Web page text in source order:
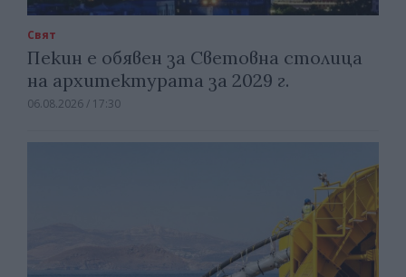
Свят
Пекин е обявен за Световна столица
на архитектурата за 2029 г.
06.08.2026 / 17:30